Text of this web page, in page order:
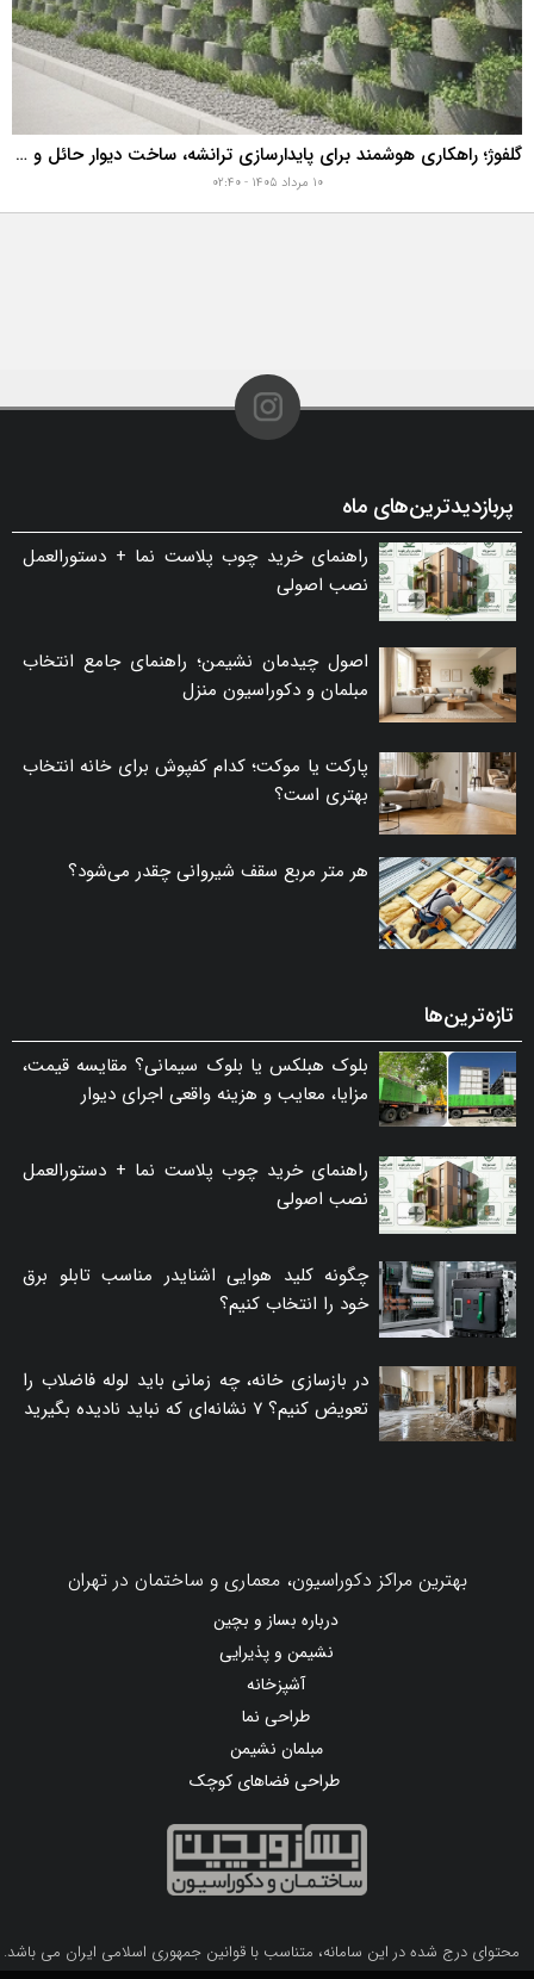
گلفوژ؛ راهکاری هوشمند برای پایدارسازی ترانشه، ساخت دیوار حائل و زیباسازی شهری
پربازدیدترین‌های ماه
راهنمای خرید چوب پلاست نما + دستورالعمل
نصب اصولی
اصول چیدمان نشیمن؛ راهنمای جامع انتخاب
مبلمان و دکوراسیون منزل
پارکت یا موکت؛ کدام کفپوش برای خانه انتخاب
بهتری است؟
هر متر مربع سقف شیروانی چقدر می‌شود؟
تازه‌ترین‌ها
بلوک هبلکس یا بلوک سیمانی؟ مقایسه قیمت،
مزایا، معایب و هزینه واقعی اجرای دیوار
راهنمای خرید چوب پلاست نما + دستورالعمل
نصب اصولی
چگونه کلید هوایی اشنایدر مناسب تابلو برق
خود را انتخاب کنیم؟
در بازسازی خانه، چه زمانی باید لوله فاضلاب را
تعویض کنیم؟ ۷ نشانه‌ای که نباید نادیده بگیرید
بهترین مراکز دکوراسیون، معماری و ساختمان در تهران
درباره بساز و بچین
نشیمن و پذیرایی
آشپزخانه
طراحی نما
مبلمان نشیمن
طراحی فضاهای کوچک
محتوای درج شده در این سامانه، متناسب با قوانین جمهوری اسلامی ایران می باشد.